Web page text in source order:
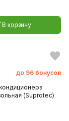
В корзину
до 96 бонусов
(Suprotec)